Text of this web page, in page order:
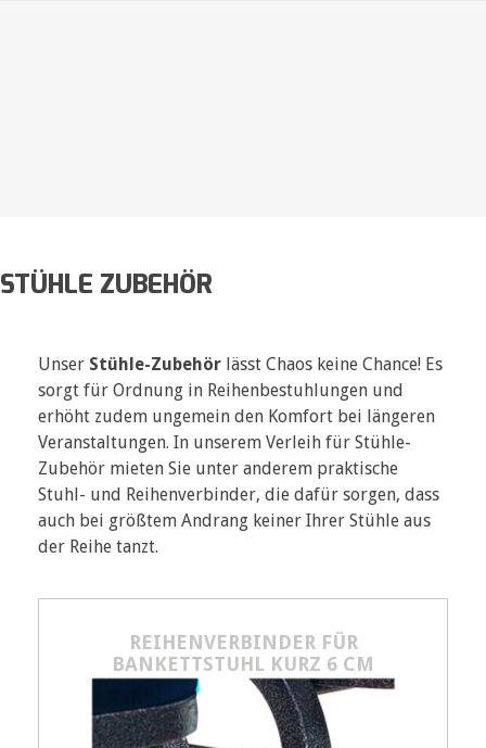
STÜHLE ZUBEHÖR
Unser Stühle-Zubehör lässt Chaos keine Chance! Es
sorgt für Ordnung in Reihenbestuhlungen und
erhöht zudem ungemein den Komfort bei längeren
Veranstaltungen. In unserem Verleih für Stühle-
Zubehör mieten Sie unter anderem praktische
Stuhl- und Reihenverbinder, die dafür sorgen, dass
auch bei größtem Andrang keiner Ihrer Stühle aus
der Reihe tanzt.
REIHENVERBINDER FÜR
BANKETTSTUHL KURZ 6 CM